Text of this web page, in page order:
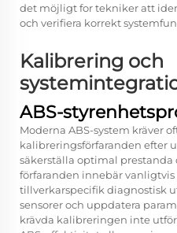
det möjligt for tekniker att
och verifiera korrekt
Kalibrering och
ABS-
Moderna ABS-system kräver
kalibreringsförfaranden efter
säkerställa optimal prestanda
förfaranden innebär
tillverkarspecifik diagnostisk
sensorer och uppdatera
krävda kalibreringen inte